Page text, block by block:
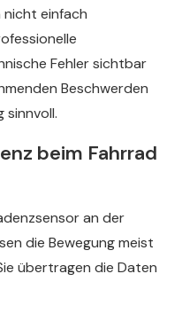
nicht einfach
Fehler sichtbar
Beschwerden
sinnvoll.
beim Fahrrad
an der
die Bewegung meist
übertragen die Daten